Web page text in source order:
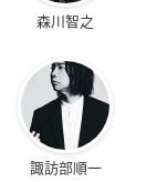
森川智之
諏訪部順一